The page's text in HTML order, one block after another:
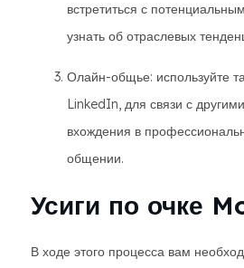
встретиться с
узнать об отраслевых
Олайн-общье: используйте
LinkedIn, для связи с
вхождения в
общении.
Усиги по очке
В ходе этого процесса вам